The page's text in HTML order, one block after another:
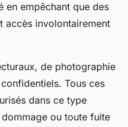
en empêchant que des
accès involontairement
de photographie
Tous ces
dans ce type
ou toute fuite